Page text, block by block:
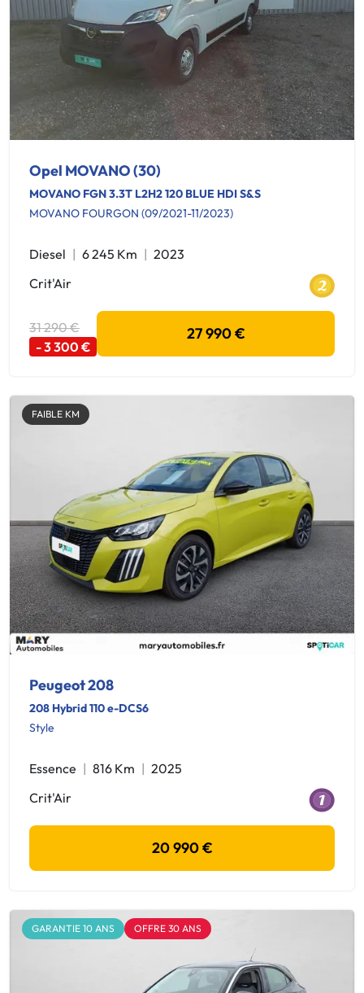
Opel MOVANO (30)
MOVANO FGN 3.3T L2H2 120 BLUE HDI S&S
MOVANO FOURGON (09/2021-11/2023)
Diesel 6 245 Km
2023
Crit'Air
31 290 €
- 3 300 €
27 990 €
FAIBLE KM
Peugeot 208
208 Hybrid 110 e-DCS6
Style
Essence 816 Km
2025
Crit'Air
20 990 €
GARANTIE 10 ANS OFFRE 30 ANS